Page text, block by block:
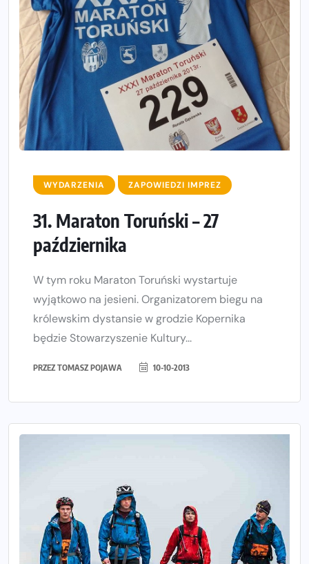
WYDARZENIA ZAPOWIEDZI IMPREZ
31. Maraton Toruński – 27
października
W tym roku Maraton Toruński wystartuje
wyjątkowo na jesieni. Organizatorem biegu na
królewskim dystansie w grodzie Kopernika
będzie Stowarzyszenie Kultury...
PRZEZ TOMASZ POJAWA 10-10-2013